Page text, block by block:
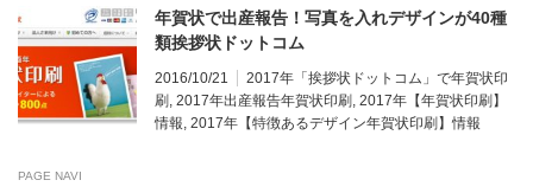
年賀状で出産報告！写真を入れデザインが40種
類挨拶状ドットコム
2016/10/21
2017年「挨拶状ドットコム」で年賀状印
刷 2017年出産報告年賀状印刷 2017年【年賀状印刷】
情報 2017年【特徴あるデザイン年賀状印刷】情報
PAGE NAVI